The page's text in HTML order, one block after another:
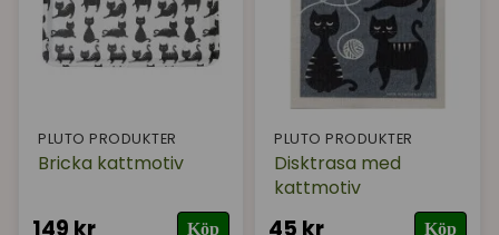
PLUTO PRODUKTER
Bricka kattmotiv
Köp
PLUTO PRODUKTER
Disktrasa med
kattmotiv
Köp